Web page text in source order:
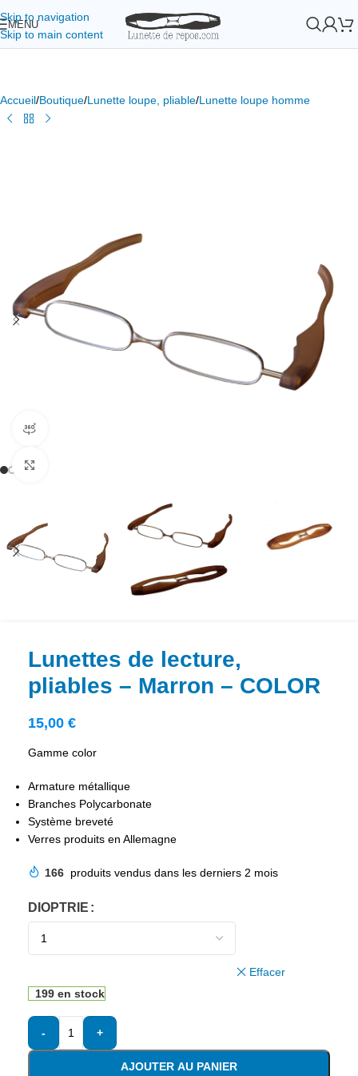
Skip to navigation
Skip to main content
MENU
Accueil/Boutique/Lunette loupe, pliable/Lunette loupe homme
Lunettes de lecture,
pliables – Marron – COLOR
15,00 €
Gamme color
Armature métallique
Branches Polycarbonate
Système breveté
Verres produits en Allemagne
166 produits vendus dans les derniers 2 mois
DIOPTRIE
Effacer
199 en stock
- +
AJOUTER AU PANIER